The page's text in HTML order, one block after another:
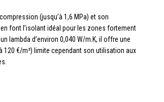
(jusqu’à 1,6 MPa) et son
font l’isolant idéal pour les zones fortement
un lambda d’environ 0,040 W/m.K, il offre une
120 €/m²) limite cependant son utilisation aux